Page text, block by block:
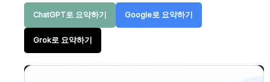
ChatGPT로 요약하기 Google로 요약하기
Grok로 요약하기